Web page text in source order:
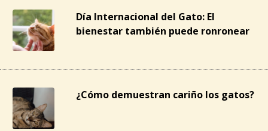
Día Internacional del Gato: El
bienestar también puede ronronear
¿Cómo demuestran cariño los gatos?